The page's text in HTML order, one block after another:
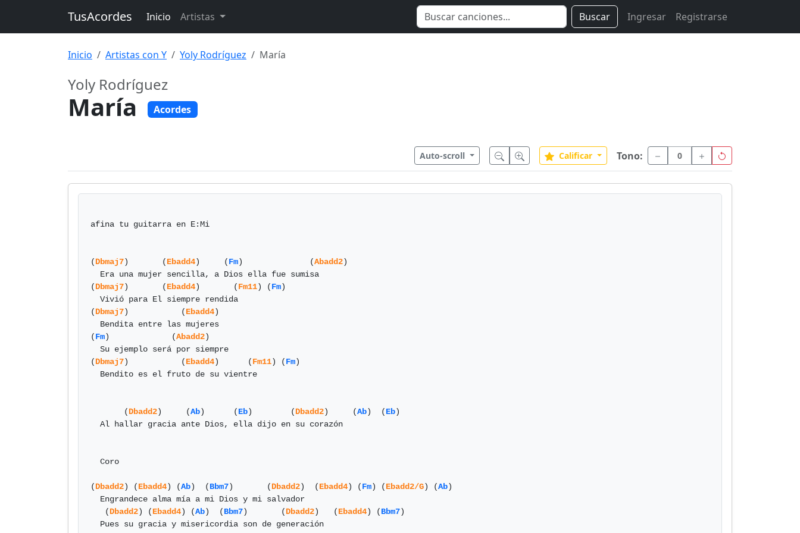
TusAcordes Inicio Artistas Buscar Ingresar Registrarse
Inicio Artistas con Y Yoly Rodríguez María
Yoly Rodríguez
María Acordes
Auto-scroll Calificar Tono: 0
afina tu guitarra en E:Mi
(Dbmaj7)       (Ebadd4)     (Fm)              (Abadd2)
(Dbmaj7)       (Ebadd4)       (Fm11) (Fm)
(Dbmaj7)           (Ebadd4)
(Fm)             (Abadd2)
(Dbmaj7)           (Ebadd4)      (Fm11) (Fm)
       (
Dbadd2)     (Ab)      (Eb)        (Dbadd2)     (Ab)  (Eb)
(Dbadd2) (Ebadd4) (Ab)  (Bbm7)       (Dbadd2)  (Ebadd4) (Fm) (Ebadd2/G) (Ab)
   (
Dbadd2) (Ebadd4) (Ab)  (Bbm7)       (Dbadd2)   (Ebadd4) (Bbm7)